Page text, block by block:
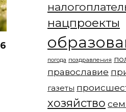
нацпроекты
погода поздравления
православие
газеты
хозяйство